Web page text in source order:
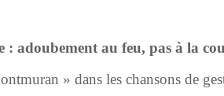
: adoubement au feu, pas à la
» dans les chansons de